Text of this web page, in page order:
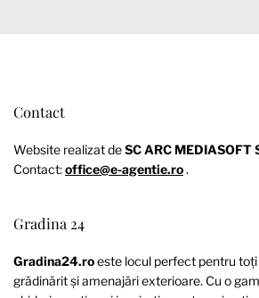
Contact
Website realizat deSC ARC MEDIASOFT
Contact:office@e-agentie.ro.
Gradina 24
Gradina24.roeste locul perfect pentru
grădinărit și amenajări exterioare. Cu o